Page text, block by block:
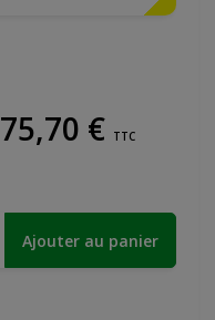
75,70 € TTC
Ajouter au panier